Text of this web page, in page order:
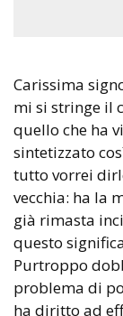
Carissima
mi si stringe il
quello che ha
sintetizzato
tutto vorrei
vecchia: ha la
già rimasta
questo
Purtroppo
problema di
ha diritto ad